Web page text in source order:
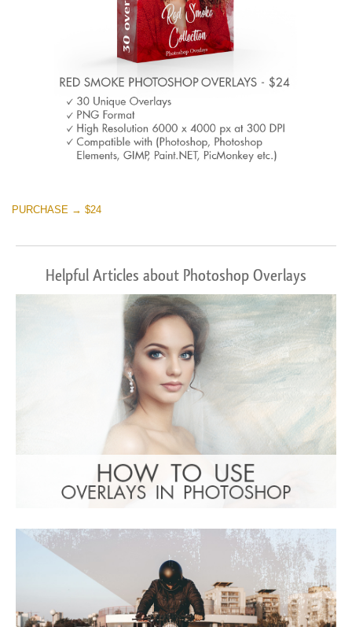
PURCHASE → $24
Helpful Articles about Photoshop Overlays